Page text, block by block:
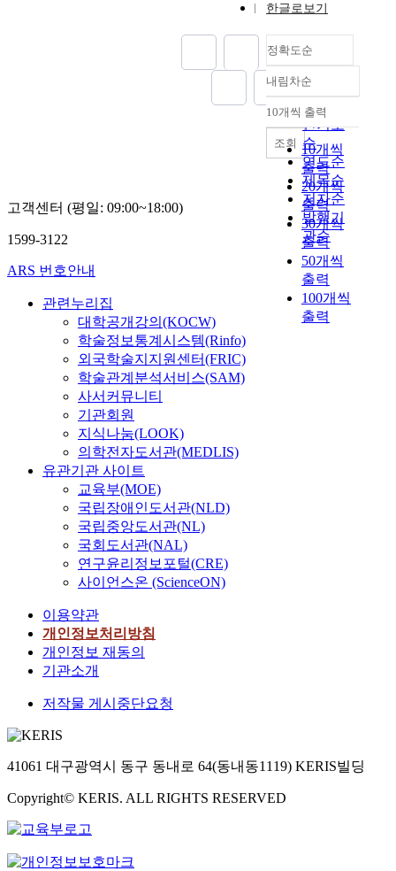
한글로보기
정확도순
정확도
순
인기도
순
연도순
제목순
저자순
발행기
관순
내림차순
내림차순
10개씩 출력
10개씩
출력
20개씩
출력
30개씩
출력
50개씩
출력
100개씩
출력
조회
고객센터 (평일: 09:00~18:00)
1599-3122
ARS 번호안내
관련누리집
대학공개강의(KOCW)
학술정보통계시스템(Rinfo)
외국학술지지원센터(FRIC)
학술관계분석서비스(SAM)
사서커뮤니티
기관회원
지식나눔(LOOK)
의학전자도서관(MEDLIS)
유관기관 사이트
교육부(MOE)
국립장애인도서관(NLD)
국립중앙도서관(NL)
국회도서관(NAL)
연구윤리정보포털(CRE)
사이언스온 (ScienceON)
이용약관
개인정보처리방침
개인정보 재동의
기관소개
저작물 게시중단요청
41061 대구광역시 동구 동내로 64(동내동1119) KERIS빌딩
Copyright© KERIS. ALL RIGHTS RESERVED